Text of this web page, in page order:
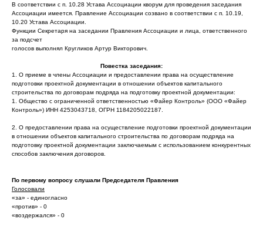
В соответствии с п. 10.28 Устава Ассоциации кворум для проведения заседания
Ассоциации имеется. Правление Ассоциации созвано в соответствии с п. 10.19,
10.20 Устава Ассоциации.
Функции Секретаря на заседании Правления Ассоциации и лица, ответственного
за подсчет
голосов выполнял Кругликов Артур Викторович.
Повестка заседания:
1. О приеме в члены Ассоциации и предоставлении права на осуществление
подготовки проектной документации в отношении объектов капитального
строительства по договорам подряда на подготовку проектной документации:
1. Общество с ограниченной ответственностью «Файер Контроль» (ООО «Файер
Контроль») ИНН 4253043718, ОГРН 1184205022187.
2. О предоставлении права на осуществление подготовки проектной документации
в отношении объектов капитального строительства по договорам подряда на
подготовку проектной документации заключаемым с использованием конкурентных
способов заключения договоров.
По первому вопросу слушали Председателя Правления
Голосовали
«за» - единогласно
«против» - 0
«воздержался» - 0